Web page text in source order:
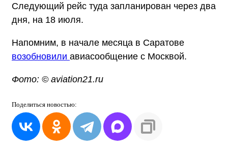
Следующий рейс туда запланирован через два
дня, на 18 июля.
Напомним, в начале месяца в Саратове
возобновили авиасообщение с Москвой.
Фото: © aviation21.ru
Поделиться новостью: